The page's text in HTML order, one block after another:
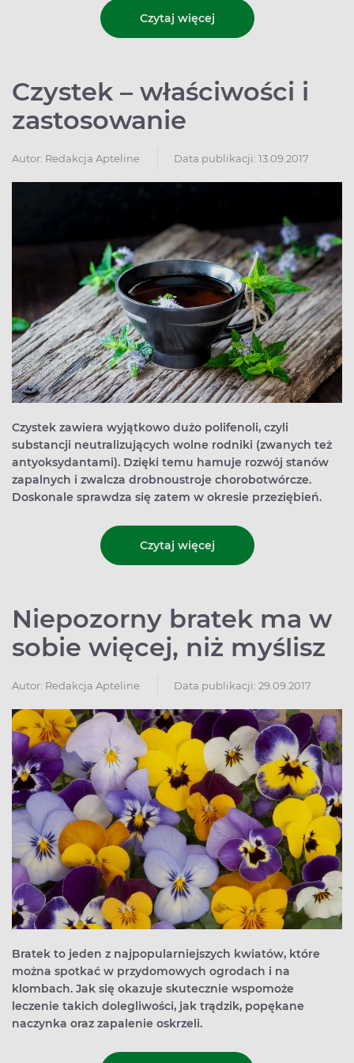
Czytaj więcej
Czystek – właściwości i
zastosowanie
Autor: Redakcja Apteline Data publikacji: 13.09.2017
Czystek zawiera wyjątkowo dużo polifenoli, czyli
substancji neutralizujących wolne rodniki (zwanych też
antyoksydantami). Dzięki temu hamuje rozwój stanów
zapalnych i zwalcza drobnoustroje chorobotwórcze.
Doskonale sprawdza się zatem w okresie przeziębień.
Czytaj więcej
Niepozorny bratek ma w
sobie więcej, niż myślisz
Autor: Redakcja Apteline Data publikacji: 29.09.2017
Bratek to jeden z najpopularniejszych kwiatów, które
można spotkać w przydomowych ogrodach i na
klombach. Jak się okazuje skutecznie wspomoże
leczenie takich dolegliwości, jak trądzik, popękane
naczynka oraz zapalenie oskrzeli.